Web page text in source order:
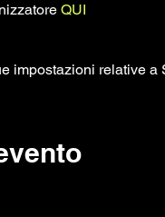
QUI
impostazioni relative